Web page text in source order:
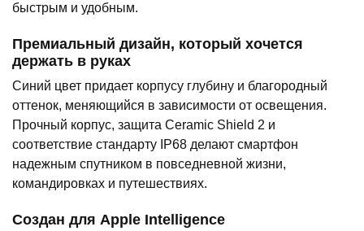
быстрым и удобным.
Премиальный дизайн, который хочется
держать в руках
Синий цвет придает корпусу глубину и благородный
оттенок, меняющийся в зависимости от освещения.
Прочный корпус, защита Ceramic Shield 2 и
соответствие стандарту IP68 делают смартфон
надежным спутником в повседневной жизни,
командировках и путешествиях.
Создан для Apple Intelligence